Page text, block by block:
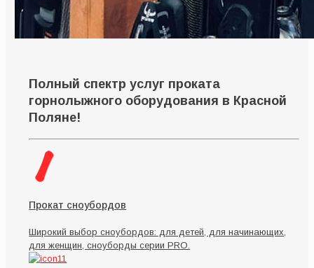
Полный спектр услуг проката
горнолыжного оборудования в Красной
Поляне!
Прокат сноубордов
Широкий выбор сноубордов: для детей, для начинающих,
для женщин, сноуборды серии PRO.